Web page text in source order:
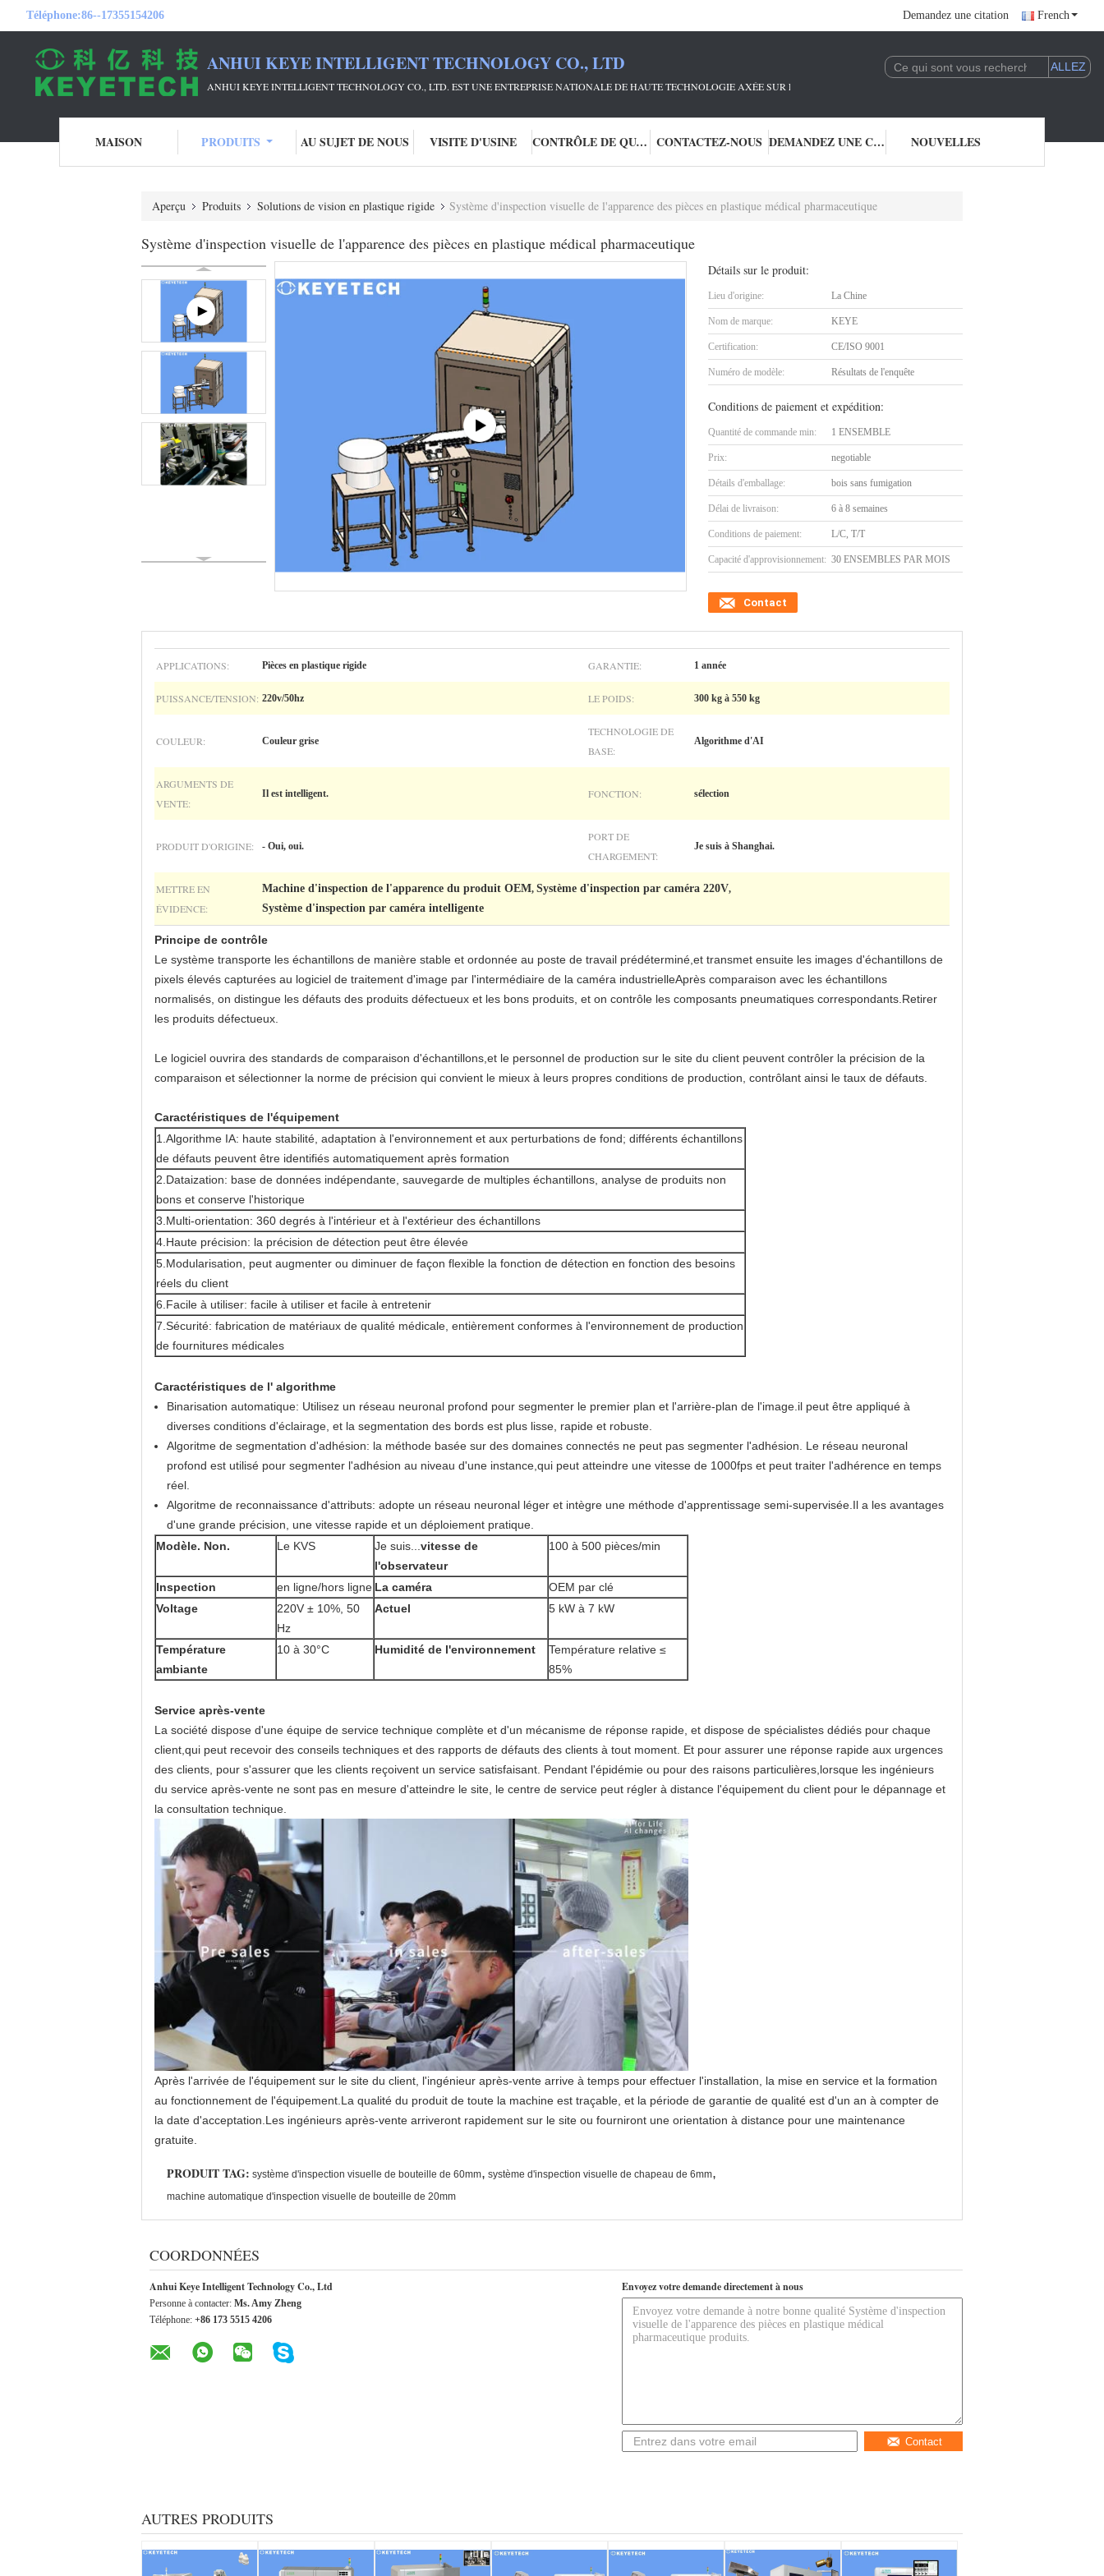
Téléphone:86--17355154206 Demandez une citation French
ANHUI KEYE INTELLIGENT TECHNOLOGY CO., LTD
ANHUI KEYE INTELLIGENT TECHNOLOGY CO., LTD. EST UNE ENTREPRISE NATIONALE DE HAUTE TECHNOLOGIE AXÉE SUR LA R&D ET L'APPLICATION DE LA TECHNOLOGIE DE L'IA.NOUS
MAISON PRODUITS AU SUJET DE NOUS VISITE D'USINE CONTRÔLE DE QUALITÉ CONTACTEZ-NOUS DEMANDEZ UNE CITATION NOUVELLES
Aperçu Produits Solutions de vision en plastique rigide Système d'inspection visuelle de l'apparence des pièces en plastique médical pharmaceutique
Système d'inspection visuelle de l'apparence des pièces en plastique médical pharmaceutique
Détails sur le produit:
Lieu d'origine: La Chine
Nom de marque: KEYE
Certification: CE/ISO 9001
Numéro de modèle: Résultats de l'enquête
Conditions de paiement et expédition:
Quantité de commande min: 1 ENSEMBLE
Prix: negotiable
Détails d'emballage: bois sans fumigation
Délai de livraison: 6 à 8 semaines
Conditions de paiement: L/C, T/T
Capacité d'approvisionnement: 30 ENSEMBLES PAR MOIS
Contact
APPLICATIONS: Pièces en plastique rigide GARANTIE: 1 année
PUISSANCE/TENSION: 220v/50hz LE POIDS: 300 kg à 550 kg
COULEUR: Couleur grise
TECHNOLOGIE DE
BASE:
Algorithme d'AI
ARGUMENTS DE
VENTE:
Il est intelligent. FONCTION: sélection
PRODUIT D'ORIGINE: - Oui, oui.
PORT DE
CHARGEMENT:
Je suis à Shanghai.
METTRE EN
ÉVIDENCE:
Machine d'inspection de l'apparence du produit OEM, Système d'inspection par caméra 220V,
Système d'inspection par caméra intelligente
Principe de contrôle
Le système transporte les échantillons de manière stable et ordonnée au poste de travail prédéterminé,et transmet ensuite les images d'échantillons de
pixels élevés capturées au logiciel de traitement d'image par l'intermédiaire de la caméra industrielleAprès comparaison avec les échantillons
normalisés, on distingue les défauts des produits défectueux et les bons produits, et on contrôle les composants pneumatiques correspondants.Retirer
les produits défectueux.
Le logiciel ouvrira des standards de comparaison d'échantillons,et le personnel de production sur le site du client peuvent contrôler la précision de la
comparaison et sélectionner la norme de précision qui convient le mieux à leurs propres conditions de production, contrôlant ainsi le taux de défauts.
Caractéristiques de l'équipement
1.Algorithme IA: haute stabilité, adaptation à l'environnement et aux perturbations de fond; différents échantillons
de défauts peuvent être identifiés automatiquement après formation
2.Dataization: base de données indépendante, sauvegarde de multiples échantillons, analyse de produits non
bons et conserve l'historique
3.Multi-orientation: 360 degrés à l'intérieur et à l'extérieur des échantillons
4.Haute précision: la précision de détection peut être élevée
5.Modularisation, peut augmenter ou diminuer de façon flexible la fonction de détection en fonction des besoins
réels du client
6.Facile à utiliser: facile à utiliser et facile à entretenir
7.Sécurité: fabrication de matériaux de qualité médicale, entièrement conformes à l'environnement de production
de fournitures médicales
Caractéristiques de l' algorithme
Binarisation automatique: Utilisez un réseau neuronal profond pour segmenter le premier plan et l'arrière-plan de l'image.il peut être appliqué à
diverses conditions d'éclairage, et la segmentation des bords est plus lisse, rapide et robuste.
Algoritme de segmentation d'adhésion: la méthode basée sur des domaines connectés ne peut pas segmenter l'adhésion. Le réseau neuronal
profond est utilisé pour segmenter l'adhésion au niveau d'une instance,qui peut atteindre une vitesse de 1000fps et peut traiter l'adhérence en temps
réel.
Algoritme de reconnaissance d'attributs: adopte un réseau neuronal léger et intègre une méthode d'apprentissage semi-supervisée.Il a les avantages
d'une grande précision, une vitesse rapide et un déploiement pratique.
Modèle. Non.
Le KVS Je suis... vitesse de
l'observateur
100 à 500 pièces/min
Inspection en ligne/hors ligne La caméra
OEM par clé
Voltage
220V ± 10%, 50
Hz
Actuel 5 kW à 7 kW
Température
ambiante
10 à 30°C Humidité de l'environnement
Température relative ≤
85%
Service après-vente
La société dispose d'une équipe de service technique complète et d'un mécanisme de réponse rapide, et dispose de spécialistes dédiés pour chaque
client,qui peut recevoir des conseils techniques et des rapports de défauts des clients à tout moment. Et pour assurer une réponse rapide aux urgences
des clients, pour s'assurer que les clients reçoivent un service satisfaisant. Pendant l'épidémie ou pour des raisons particulières,lorsque les ingénieurs
du service après-vente ne sont pas en mesure d'atteindre le site, le centre de service peut régler à distance l'équipement du client pour le dépannage et
la consultation technique.
Après l'arrivée de l'équipement sur le site du client, l'ingénieur après-vente arrive à temps pour effectuer l'installation, la mise en service et la formation
au fonctionnement de l'équipement.La qualité du produit de toute la machine est traçable, et la période de garantie de qualité est d'un an à compter de
la date d'acceptation.Les ingénieurs après-vente arriveront rapidement sur le site ou fourniront une orientation à distance pour une maintenance
gratuite.
PRODUIT TAG: système d'inspection visuelle de bouteille de 60mm, système d'inspection visuelle de chapeau de 6mm,
machine automatique d'inspection visuelle de bouteille de 20mm
COORDONNÉES
Anhui Keye Intelligent Technology Co., Ltd
Personne à contacter: Ms. Amy Zheng
Téléphone: +86 173 5515 4206
Envoyez votre demande directement à nous
Contact
AUTRES PRODUITS